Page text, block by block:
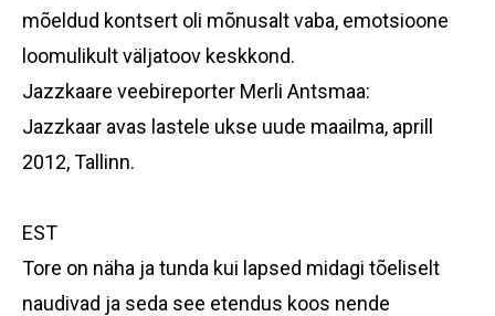
mõeldud kontsert oli mõnusalt vaba, emotsioone
loomulikult väljatoov keskkond.
Jazzkaare veebireporter Merli Antsmaa:
Jazzkaar avas lastele ukse uude maailma, aprill
2012, Tallinn.
EST
Tore on näha ja tunda kui lapsed midagi tõeliselt
naudivad ja seda see etendus koos nende